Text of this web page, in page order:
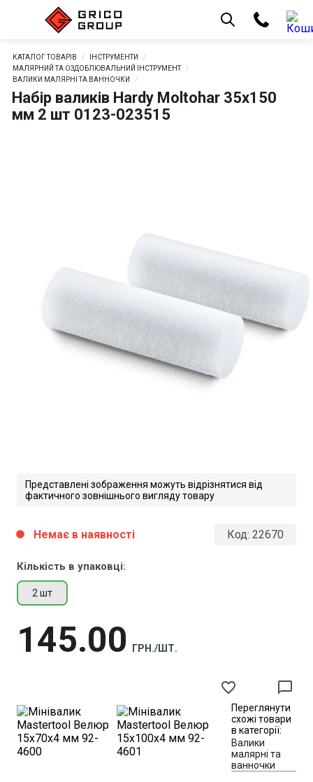
КАТАЛОГ ТОВАРІВ
ІНСТРУМЕНТИ
МАЛЯРНИЙ ТА ОЗДОБЛЮВАЛЬНИЙ ІНСТРУМЕНТ
ВАЛИКИ МАЛЯРНІ ТА ВАННОЧКИ
Набір валиків Hardy Moltohar 35х150
мм 2 шт 0123-023515
Представлені зображення можуть відрізнятися від
фактичного зовнішнього вигляду товару
Код: 22670
Кількість в упаковці:
2 шт
145 00 ГРН./ШТ.
circle Немає в наявності
favorite_border chat_bubble_outline
Переглянути
схожі товари
в категорії:
Валики
малярні та
ванночки